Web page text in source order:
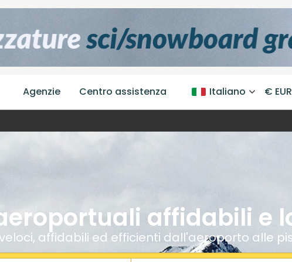
Agenzie Centro assistenza Italiano € EUR
affidabili e
affidabili ed efficienti dall'aeroporto alle